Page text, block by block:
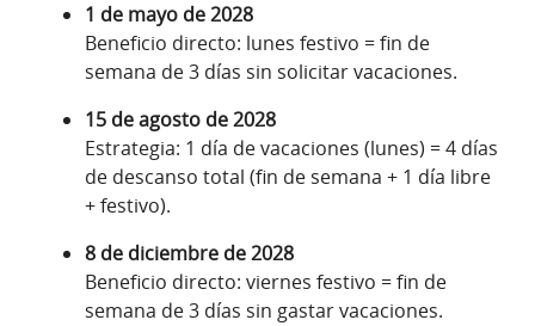
1 de mayo de 2028
Beneficio directo: lunes festivo = fin de
semana de 3 días sin solicitar vacaciones.
15 de agosto de 2028
Estrategia: 1 día de vacaciones (lunes) = 4 días
de descanso total (fin de semana + 1 día libre
+ festivo).
8 de diciembre de 2028
Beneficio directo: viernes festivo = fin de
semana de 3 días sin gastar vacaciones.